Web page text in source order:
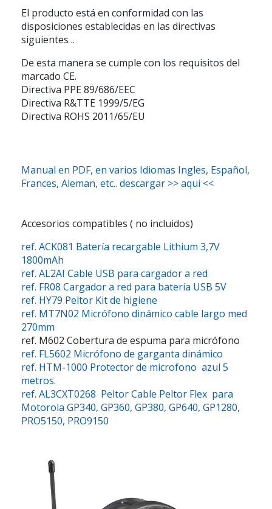
El producto está en conformidad con las
disposiciones establecidas en las directivas
siguientes ..
De esta manera se cumple con los requisitos del
marcado CE.
Directiva PPE 89/686/EEC
Directiva R&TTE 1999/5/EG
Directiva ROHS 2011/65/EU
Manual en PDF, en varios Idiomas Ingles, Español,
Frances, Aleman, etc.. descargar >> aqui <<
Accesorios compatibles ( no incluidos)
ref. ACK081 Batería recargable Lithium 3,7V
1800mAh
ref. AL2AI Cable USB para cargador a red
ref. FR08 Cargador a red para batería USB 5V
ref. HY79 Peltor Kit de higiene
ref. MT7N02 Micrófono dinámico cable largo med
270mm
ref. M602 Cobertura de espuma para micrófono
ref. FL5602 Micrófono de garganta dinámico
ref. HTM-1000 Protector de microfono azul 5
metros.
ref. AL3CXT0268 Peltor Cable Peltor Flex para
Motorola GP340, GP360, GP380, GP640, GP1280,
PRO5150, PRO9150